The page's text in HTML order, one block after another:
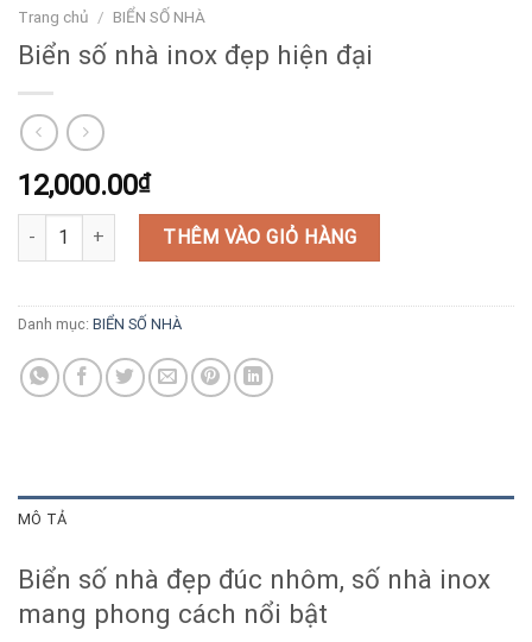
Trang chủ / BIỂN SỐ NHÀ
Biển số nhà inox đẹp hiện đại
12,000.00₫
Biển số nhà inox đẹp hiện đại số lượng
THÊM VÀO GIỎ HÀNG
Danh mục: BIỂN SỐ NHÀ
MÔ TẢ
Biển số nhà đẹp đúc nhôm, số nhà inox
mang phong cách nổi bật